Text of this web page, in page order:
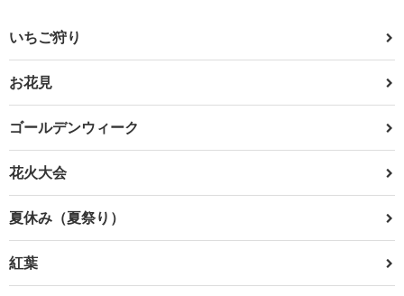
いちご狩り
お花見
ゴールデンウィーク
花火大会
夏休み（夏祭り）
紅葉